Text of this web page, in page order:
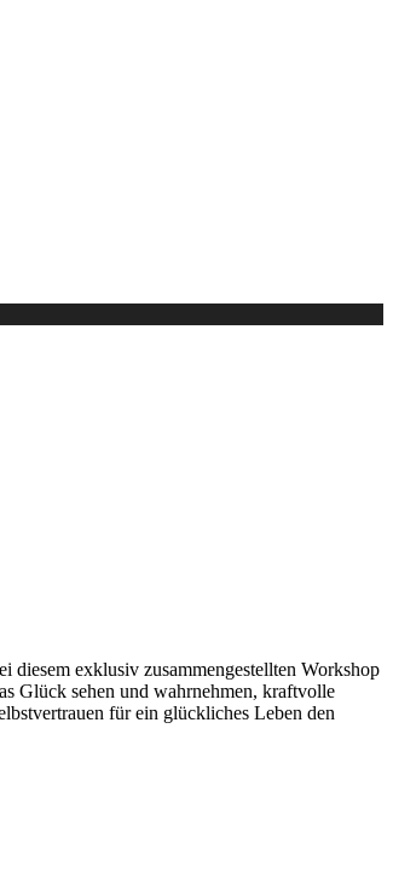
diesem exklusiv zusammengestellten Workshop
Glück sehen und wahrnehmen, kraftvolle
für ein glückliches Leben den